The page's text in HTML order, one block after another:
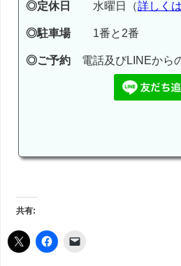
◎定休日 水曜日（詳しく
◎駐車場1番と2番
◎ご予約 電話及びLINEから
共有: